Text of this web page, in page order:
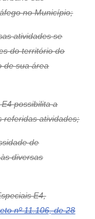
no Município;
atividades se
do território do
de sua área
possibilita a
referidas atividades;
de
diversas
E4,
nº 11.106, de 28